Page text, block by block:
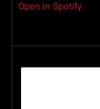
Open in Spotify